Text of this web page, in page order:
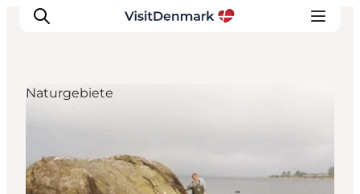
Regionen
Erlebnisse
Naturgebiete